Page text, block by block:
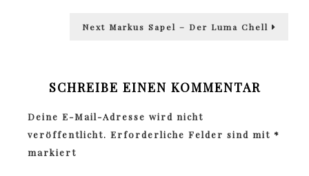
Next Next
Markus Sapel – Der Luma Chell
SCHREIBE EINEN KOMMENTAR
Deine E-Mail-Adresse wird nicht
veröffentlicht. Erforderliche Felder sind mit *
markiert